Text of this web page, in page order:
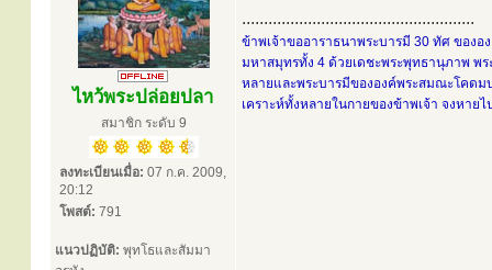
ไหว้พระปล่อยปลา
สมาชิก ระดับ 9
ลงทะเบียนเมื่อ: 07 ก.ค. 2009,
20:12
โพสต์: 791
แนวปฏิบัติ: พุทโธและสัมมา
.....................................................
ข้าพเจ้าขออาราธนาพระบารมี 30 ทัศ ของ
มหาสมุทรทั้ง 4 ด้วยเดชะพระพุทธานุภาพ พ
หลายและพระบารมีขององค์พระสมณะโคดม
เคราะห์ทั้งหลายในกายของข้าพเจ้า จงหา